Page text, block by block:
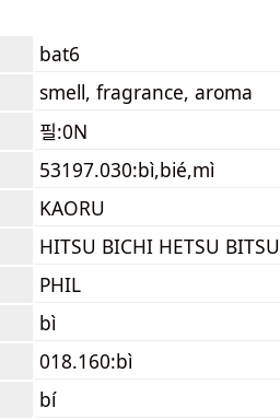
bat6
smell, fragrance, aroma
필:0N
53197.030:bì,bié,mì
KAORU
HITSU BICHI HETSU BITSU
PHIL
bì
018.160:bì
bí